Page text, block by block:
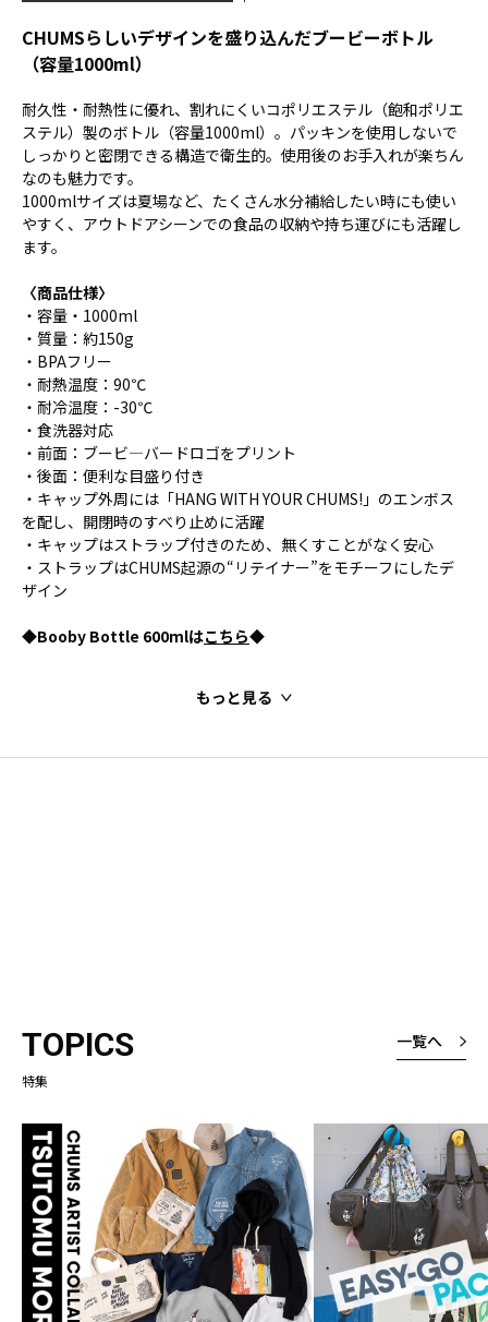
CHUMSらしいデザインを盛り込んだブービーボトル
（容量1000ml）
耐久性・耐熱性に優れ、割れにくいコポリエステル（飽和ポリエ
ステル）製のボトル（容量1000ml）。パッキンを使用しないで
しっかりと密閉できる構造で衛生的。使用後のお手入れが楽ちん
なのも魅力です。
1000mlサイズは夏場など、たくさん水分補給したい時にも使い
やすく、アウトドアシーンでの食品の収納や持ち運びにも活躍し
ます。
〈商品仕様〉
・容量・1000ml
・質量：約150g
・BPAフリー
・耐熱温度：90℃
・耐冷温度：-30℃
・食洗器対応
・前面：ブービ―バードロゴをプリント
・後面：便利な目盛り付き
・キャップ外周には「HANG WITH YOUR CHUMS!」のエンボス
を配し、開閉時のすべり止めに活躍
・キャップはストラップ付きのため、無くすことがなく安心
・ストラップはCHUMS起源の“リテイナー”をモチーフにしたデ
ザイン
◆Booby Bottle 600mlはこちら◆
もっと見る
TOPICS
特集
一覧へ